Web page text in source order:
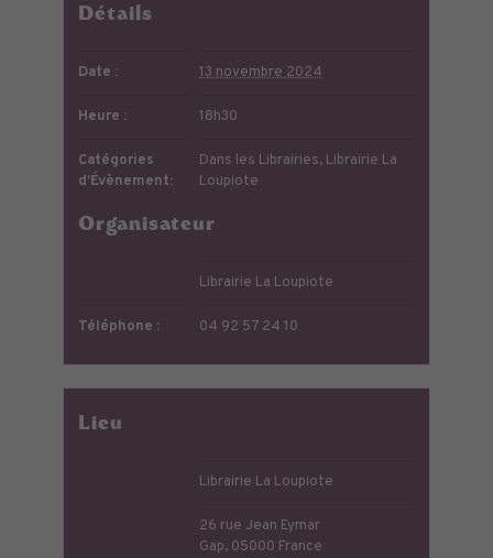
Détails
Date : 13 novembre 2024
Heure : 18h30
Catégories
d’Évènement:
Dans les Librairies, Librairie La
Loupiote
Organisateur
Librairie La Loupiote
Téléphone : 04 92 57 24 10
Lieu
Librairie La Loupiote
26 rue Jean Eymar
Gap, 05000 France